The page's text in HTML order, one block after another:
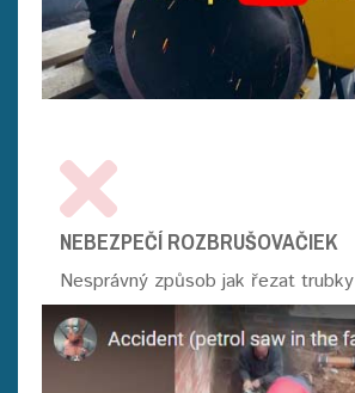
NEBEZPEČÍ ROZBRUŠOVAČIEK
Nesprávný způsob jak řezat trubky